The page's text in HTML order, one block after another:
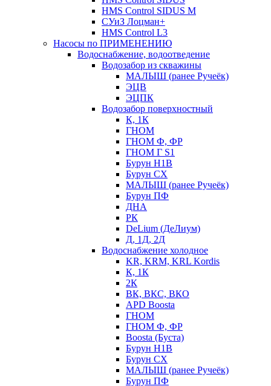
HMS Control SIDUS M
СУиЗ Лоцман+
HMS Control L3
Насосы по ПРИМЕНЕНИЮ
Водоснабжение, водоотведение
Водозабор из скважины
МАЛЫШ (ранее Ручеёк)
ЭЦВ
ЭЦПК
Водозабор поверхностный
К, 1К
ГНОМ
ГНОМ Ф, ФР
ГНОМ Г S1
Бурун Н1В
Бурун СХ
МАЛЫШ (ранее Ручеёк)
Бурун ПФ
ДНА
РК
DeLium (ДеЛиум)
Д, 1Д, 2Д
Водоснабжение холодное
KR, KRM, KRL Kordis
К, 1К
2К
ВК, ВКС, ВКО
APD Boosta
ГНОМ
ГНОМ Ф, ФР
Boosta (Буста)
Бурун Н1В
Бурун СХ
МАЛЫШ (ранее Ручеёк)
Бурун ПФ